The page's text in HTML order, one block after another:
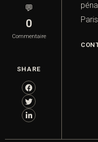
💬
0
Commentaire
SHARE